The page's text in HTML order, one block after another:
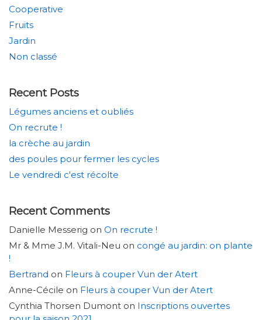
Cooperative
Fruits
Jardin
Non classé
Recent Posts
Légumes anciens et oubliés
On recrute !
la crèche au jardin
des poules pour fermer les cycles
Le vendredi c'est récolte
Recent Comments
Danielle Messerig on On recrute !
Mr & Mme J.M. Vitali-Neu on congé au jardin: on plante
!
Bertrand on Fleurs à couper Vun der Atert
Anne-Cécile on Fleurs à couper Vun der Atert
Cynthia Thorsen Dumont on Inscriptions ouvertes